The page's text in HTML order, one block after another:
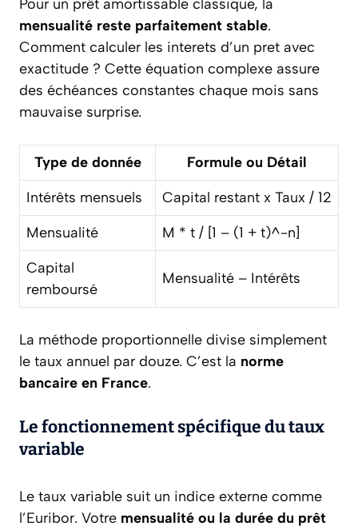
Pour un prêt amortissable classique, la
mensualité reste parfaitement stable.
Comment calculer les interets d’un pret avec
exactitude ? Cette équation complexe assure
des échéances constantes chaque mois sans
mauvaise surprise.
Type de donnée
Formule ou Détail
Intérêts mensuels
Capital restant x Taux / 12
Mensualité
M * t / [1 – (1 + t)^-n]
Capital
remboursé
Mensualité – Intérêts
La méthode proportionnelle divise simplement
le taux annuel par douze. C’est la norme
bancaire en France.
Le fonctionnement spécifique du taux
variable
Le taux variable suit un indice externe comme
l’Euribor. Votre mensualité ou la durée du prêt